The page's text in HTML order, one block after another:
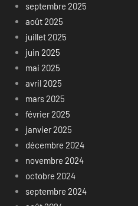
septembre 2025
août 2025
juillet 2025
juin 2025
mai 2025
avril 2025
mars 2025
février 2025
janvier 2025
décembre 2024
novembre 2024
octobre 2024
septembre 2024